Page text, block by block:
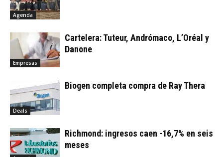
Agenda
Empresas
Cartelera: Tuteur, Andrómaco, L’Oréal y
Danone
Deals
Biogen completa compra de Ray Thera
Richmond: ingresos caen -16,7% en seis
meses